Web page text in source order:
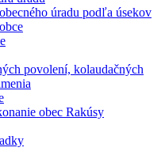
úradu podľa úsekov
povolení, kolaudačných
obec Rakúsy